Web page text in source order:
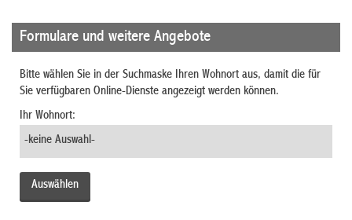
Formulare und weitere Angebote
Bitte wählen Sie in der Suchmaske Ihren Wohnort aus, damit die für
Sie verfügbaren Online-Dienste angezeigt werden können.
Ihr Wohnort: